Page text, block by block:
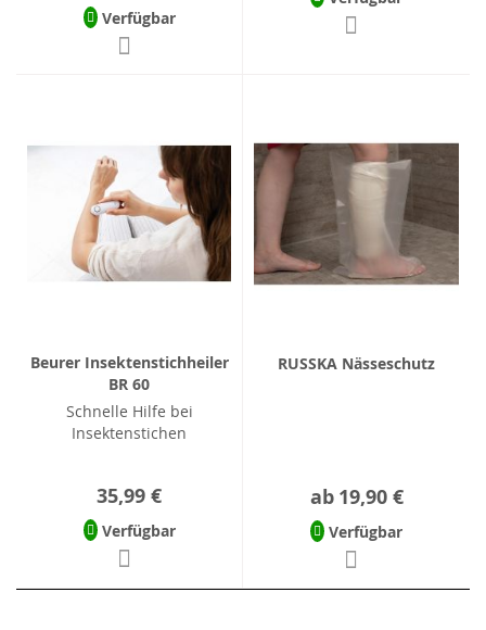
Verfügbar
Beurer Insektenstichheiler
BR 60
Schnelle Hilfe bei
Insektenstichen
35,99 €
Verfügbar
RUSSKA Nässeschutz
ab 19,90 €
Verfügbar